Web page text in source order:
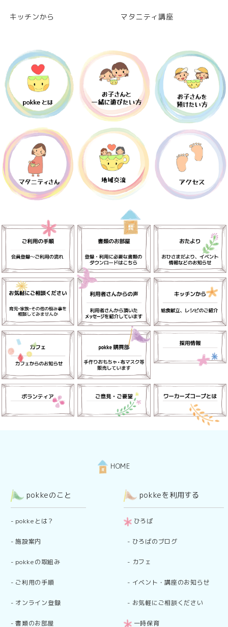
キッチンから マタニティ講座
HOME
pokkeのこと
- pokkeとは？
-施設案内
- pokkeの取組み
- ご利用の手順
- オンライン登録
-書類のお部屋
pokkeを利用する
ひろば
- ひろばのブログ
- カフェ
- イベント・講座のお知らせ
- お気軽にご相談ください
一時保育